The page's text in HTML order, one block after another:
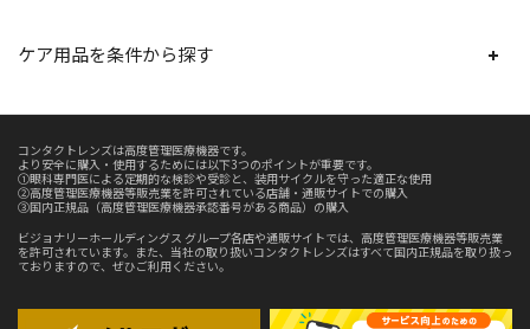
ケア用品を条件から探す
コンタクトレンズは高度管理医療機器です。
より安全に購入・使用するためには以下3つのポイントが重要です。
①眼科専門医による定期的な検診や受診と、装用サイクルを守った適正な使用
②高度管理医療機器等販売業を許可されている店舗・通販サイトでの購入
③国内正規品（高度管理医療機器承認番号がある商品）の購入
ビジョナリーホールディングス グループ各店や通販サイトでは、高度管理医療機器等販売業
を許可されています。また、当社の取り扱いコンタクトレンズはすべて国内正規品を取り扱っ
ておりますので、ぜひご利用ください。